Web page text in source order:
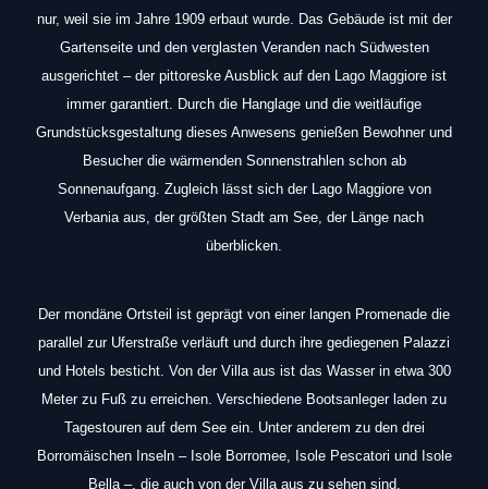
nur, weil sie im Jahre 1909 erbaut wurde. Das Gebäude ist mit der
Gartenseite und den verglasten Veranden nach Südwesten
ausgerichtet – der pittoreske Ausblick auf den Lago Maggiore ist
immer garantiert. Durch die Hanglage und die weitläufige
Grundstücksgestaltung dieses Anwesens genießen Bewohner und
Besucher die wärmenden Sonnenstrahlen schon ab
Sonnenaufgang. Zugleich lässt sich der Lago Maggiore von
Verbania aus, der größten Stadt am See, der Länge nach
überblicken.
Der mondäne Ortsteil ist geprägt von einer langen Promenade die
parallel zur Uferstraße verläuft und durch ihre gediegenen Palazzi
und Hotels besticht. Von der Villa aus ist das Wasser in etwa 300
Meter zu Fuß zu erreichen. Verschiedene Bootsanleger laden zu
Tagestouren auf dem See ein. Unter anderem zu den drei
Borromäischen Inseln – Isole Borromee, Isole Pescatori und Isole
Bella –, die auch von der Villa aus zu sehen sind.